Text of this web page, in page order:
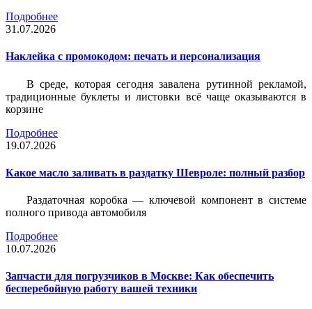
Подробнее
31.07.2026
Наклейка c промокодом: печать и персонализация
В среде, которая сегодня завалена рутинной рекламой,
традиционные буклеты и листовки всё чаще оказываются в
корзине
Подробнее
19.07.2026
Какое масло заливать в раздатку Шевроле: полный разбор
Раздаточная коробка — ключевой компонент в системе
полного привода автомобиля
Подробнее
10.07.2026
Запчасти для погрузчиков в Москве: Как обеспечить
бесперебойную работу вашей техники